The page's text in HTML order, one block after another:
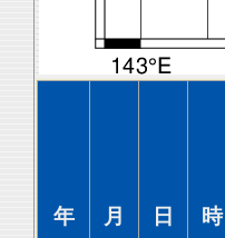
年 月 日 時